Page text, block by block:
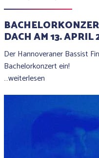
DACH AM 13. APRIL
Der Hannoveraner Bassist
Bachelorkonzert ein!
…weiterlesen